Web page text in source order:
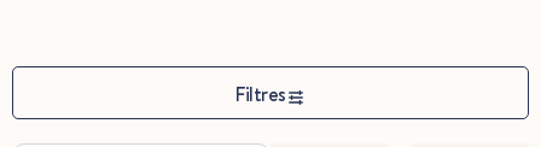
Filtres
45x60cm